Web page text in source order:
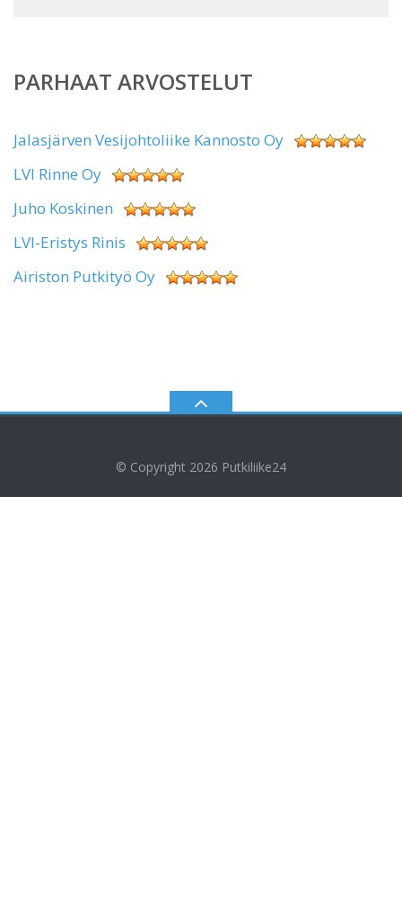
PARHAAT ARVOSTELUT
Jalasjärven Vesijohtoliike Kannosto Oy
LVI Rinne Oy
Juho Koskinen
LVI-Eristys Rinis
Airiston Putkityö Oy
© Copyright 2026 Putkiliike24